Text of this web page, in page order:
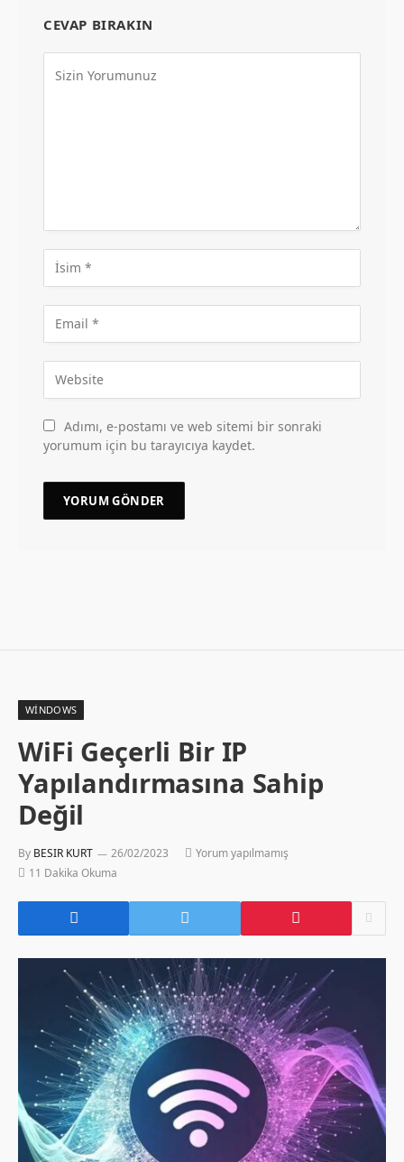
CEVAP BIRAKIN
Adımı, e-postamı ve web sitemi bir sonraki
yorumum için bu tarayıcıya kaydet.
WINDOWS
WiFi Geçerli Bir IP
Yapılandırmasına Sahip
Değil
By BESIR KURT 26/02/2023
Yorum yapılmamış
11 Dakika Okuma